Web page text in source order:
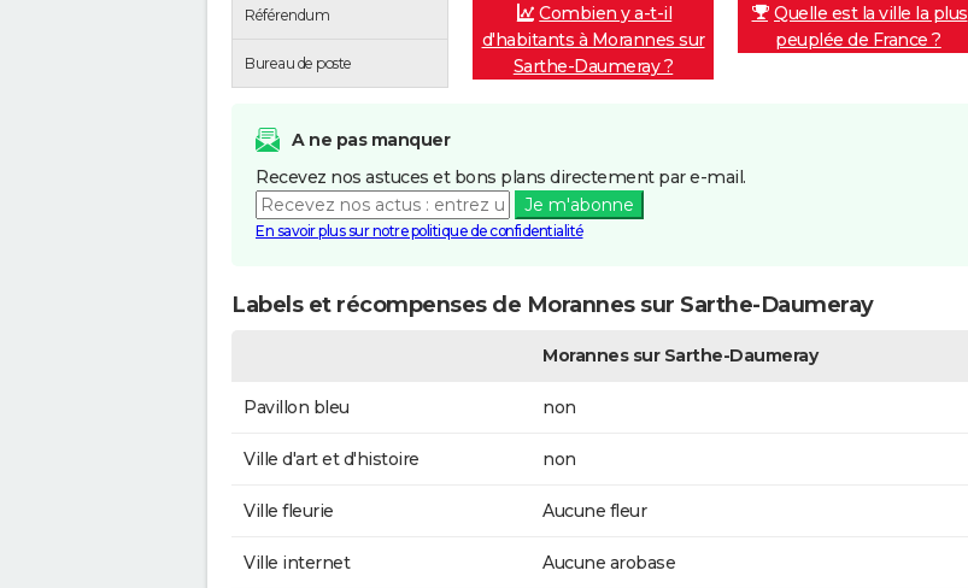
Référendum
Bureau de poste
Combien y a-t-il
d'habitants à Morannes sur
Sarthe-Daumeray ?
Quelle est la ville la plus
peuplée de France ?
A ne pas manquer
Recevez nos astuces et bons plans directement par e-mail.
Je m'abonne
En savoir plus sur notre politique de confidentialité
Labels et récompenses de Morannes sur Sarthe-Daumeray
Morannes sur Sarthe-Daumeray
Pavillon bleu non
Ville d'art et d'histoire non
Ville fleurie Aucune fleur
Ville internet Aucune arobase